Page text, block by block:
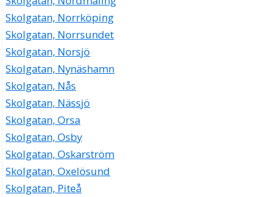
Skolgatan, Norrköping
Skolgatan, Norrsundet
Skolgatan, Norsjö
Skolgatan, Nynäshamn
Skolgatan, Nås
Skolgatan, Nässjö
Skolgatan, Orsa
Skolgatan, Osby
Skolgatan, Oskarström
Skolgatan, Oxelösund
Skolgatan, Piteå